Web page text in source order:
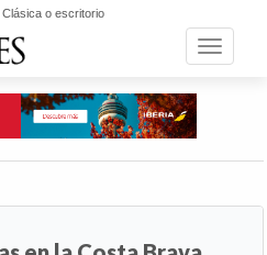
Clásica o escritorio
Toggle